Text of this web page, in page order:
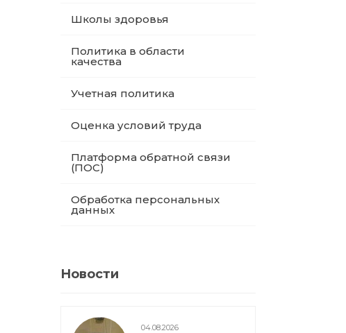
Школы здоровья
Политика в области
качества
Учетная политика
Оценка условий труда
Платформа обратной связи
(ПОС)
Обработка персональных
данных
Новости
04.08.2026